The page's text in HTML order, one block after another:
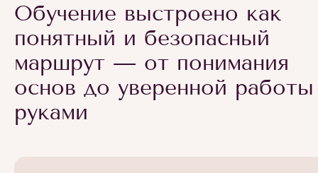
Обучение выстроено как
понятный и безопасный
маршрут — от понимания
основ до уверенной работы
руками